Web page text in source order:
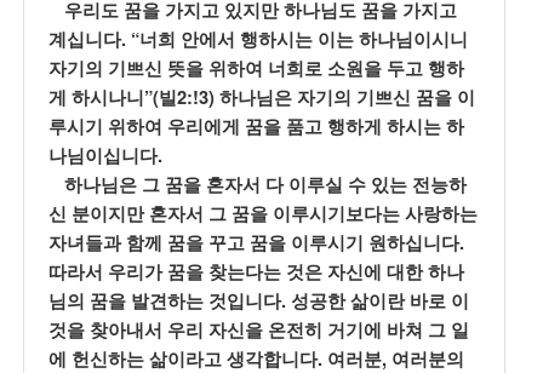
우리도 꿈을 가지고 있지만 하나님도 꿈을 가지고
계십니다. “너희 안에서 행하시는 이는 하나님이시니
자기의 기쁘신 뜻을 위하여 너희로 소원을 두고 행하
게 하시나니 ”(빌2:!3) 하나님은 자기의 기쁘신 꿈을 이
루시기 위하여 우리에게 꿈을 품고 행하게 하시는 하
나님이십니다.
하나님은 그 꿈을 혼자서 다 이루실 수 있는 전능하
신 분이지만 혼자서 그 꿈을 이루시기보다는 사랑하는
자녀들과 함께 꿈을 꾸고 꿈을 이루시기 원하십니다.
따라서 우리가 꿈을 찾는다는 것은 자신에 대한 하나
님의 꿈을 발견하는 것입니다. 성공한 삶이란 바로 이
것을 찾아내서 우리 자신을 온전히 거기에 바쳐 그 일
에 헌신하는 삶이라고 생각합니다. 여러분, 여러분의